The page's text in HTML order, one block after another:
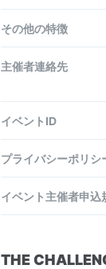
その他の特徴
主催者連絡先
イベントID
プライバシーポリシ
イベント主催者申込
THE